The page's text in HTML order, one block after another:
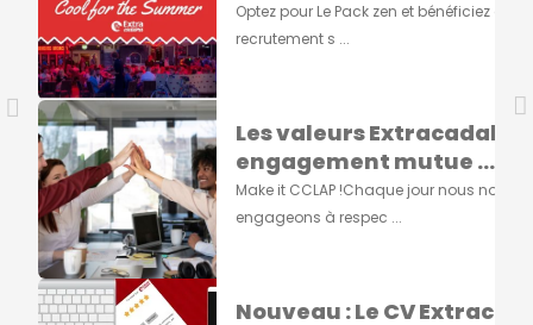
Optez pour Le Pack zen et bénéficiez d'un
recrutement s ...
Les valeurs
engagement mutue ...
Make it CCLAP !Chaque jour nous nous
engageons à respec ...
Nouveau : Le CV